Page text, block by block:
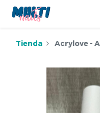
Tienda Acrylove -